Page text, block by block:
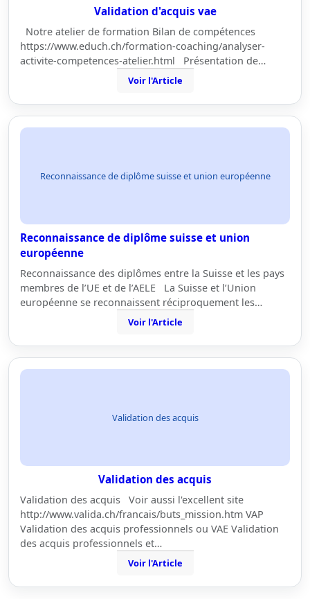
Validation d'acquis vae
Notre atelier de formation Bilan de compétences
https://www.educh.ch/formation-coaching/analyser-
activite-competences-atelier.html Présentation de…
Voir l'Article
Reconnaissance de diplôme suisse et union européenne
Reconnaissance de diplôme suisse et union
européenne
Reconnaissance des diplômes entre la Suisse et les pays
membres de l’UE et de l’AELE La Suisse et l’Union
européenne se reconnaissent réciproquement les…
Voir l'Article
Validation des acquis
Validation des acquis
Validation des acquis Voir aussi l'excellent site
http://www.valida.ch/francais/buts_mission.htm VAP
Validation des acquis professionnels ou VAE Validation
des acquis professionnels et…
Voir l'Article